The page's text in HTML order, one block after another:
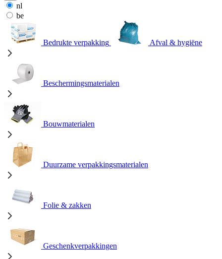
nl
be
Bedrukte verpakking Afval & hygiëne
Beschermingsmaterialen
Bouwmaterialen
Duurzame verpakkingsmaterialen
Folie & zakken
Geschenkverpakkingen